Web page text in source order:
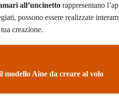
all’uncinetto rappresentano
possono essere realizzate
creazione.
modello Aine da creare al volo